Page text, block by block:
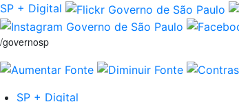
SP + Digital
/governosp
SP + Digital